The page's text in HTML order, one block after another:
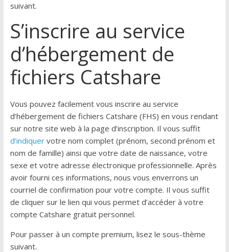
suivant.
S’inscrire au service
d’hébergement de
fichiers Catshare
Vous pouvez facilement vous inscrire au service
d’hébergement de fichiers Catshare (FHS) en vous rendant
sur notre site web à la page d’inscription. Il vous suffit
d’indiquervotre nom complet (prénom, second prénom et
nom de famille) ainsi que votre date de naissance, votre
sexe et votre adresse électronique professionnelle. Après
avoir fourni ces informations, nous vous enverrons un
courriel de confirmation pour votre compte. Il vous suffit
de cliquer sur le lien qui vous permet d’accéder à votre
compte Catshare gratuit personnel.
Pour passer à un compte premium, lisez le sous-thème
suivant.